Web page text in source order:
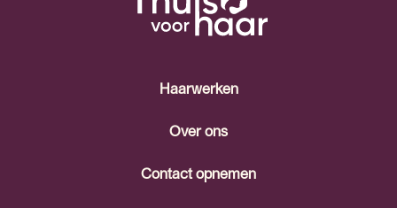
Haarwerken
Over ons
Contact opnemen